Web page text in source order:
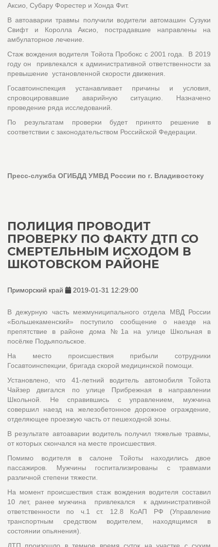
Аксио, Субару Форестер и Хонда Фит.
В автоаварии травмы получили водители автомашин Сузуки
Свифт и Королла Аксио, пострадавшие направлены на
амбулаторное лечение.
Стаж вождения водителя Тойота Пробокс с 2001 года. В 2019
году он привлекался к административной ответственности за
превышение установленной скорости движения.
Госавтоинспекция устанавливает причины и условия,
спровоцировавшие аварийную ситуацию. Назначено
проведение ряда исследований.
По результатам проверки будет принято решение в
соответствии с законодательством Российской Федерации.
Пресс-служба ОГИБДД УМВД России по г. Владивостоку
ПОЛИЦИЯ ПРОВОДИТ
ПРОВЕРКУ ПО ФАКТУ ДТП СО
СМЕРТЕЛЬНЫМ ИСХОДОМ В
ШКОТОВСКОМ РАЙОНЕ
Приморский край 2019-01-31 12:29:00
В дежурную часть межмуниципального отдела МВД России
«Большекаменский» поступило сообщение о наезде на
препятствие в районе дома №1а на улице Школьная в
посёлке Подьяпольское.
На место происшествия прибыли сотрудники
Госавтоинспекции, бригада скорой медицинской помощи.
Установлено, что 41-летний водитель автомобиля Тойота
Чайзер двигался по улице Прибрежная в направлении
Школьной. Не справившись с управлением, мужчина
совершил наезд на железобетонное дорожное ограждение,
отделяющее проезжую часть от пешеходной зоны.
В результате автоаварии водитель получил тяжелые травмы,
от которых скончался на месте происшествия.
Помимо водителя в салоне Тойоты находились двое
пассажиров. Мужчины госпитализированы с травмами
различной степени тяжести.
На момент происшествия стаж вождения водителя составил
10 лет, ранее мужчина привлекался к административной
ответственности по ч.1 ст. 12.8 КоАП РФ (Управление
транспортным средством водителем, находящимся в
состоянии опьянения).